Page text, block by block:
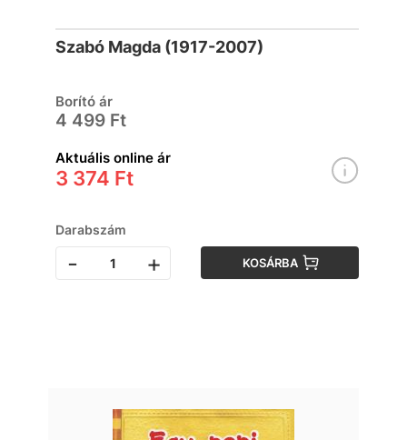
Szabó Magda (1917-2007)
Borító ár
4 499 Ft
Aktuális online ár
3 374 Ft
Darabszám
- + KOSÁRBA